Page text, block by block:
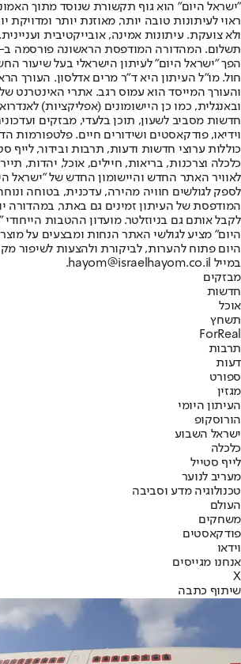
"ישראל היום" הוא גוף תקשורת שנוסד מתוך
ראוי לעיתונות טובה יותר, מאוזנת יותר ומדויקת
ולא צועקת. עיתונות אמינה, אובייקטיבית
הפך "ישראל היום" לעיתון הישראלי בעל שיעור
חול. מו"ל העיתון היא ד"ר מרים אדלסון. העורך
והעורך המייסד הוא עמוס רגב. אתרי האינטרנט
חדשות מסביב לשעון, תוכן בלעדי, מבזקים
וידיאו, פודקאסטים ושידורים חיים. פלטפורמות
כוללות ערוצי חדשות ודעות, תרבות ובידור, לייף
לאוויר האתר החדש והיישומון החדש של "ישראל
לספק לגולשים חוויה מהירה, עדכנית, בטוחה
המודפסת של העיתון זמינים גם באתר, במהדורה
לקבל אותם גם בניוזלטר. מועדון ההטבות
היום" מציע לגולשי האתר הנחות ומבצעים על
היום פתוח להערות, לביקורת ולהצעות לשיפור
במייל hayom@israelhayom.co.il.
מבזקים
חדשות
אוכל
תשחץ
ForReal
תרבות
דעות
ספורט
מגזין
העיתון היומי
הורוסקופ
ישראל השבוע
כלכלה
לייף סטייל
מעריב לנוער
טכנולוגיה מדע וסביבה
העולם
משחקים
פודקאסטים
וידאו
אנחנו מגייסים
X
שיתוף כתבה